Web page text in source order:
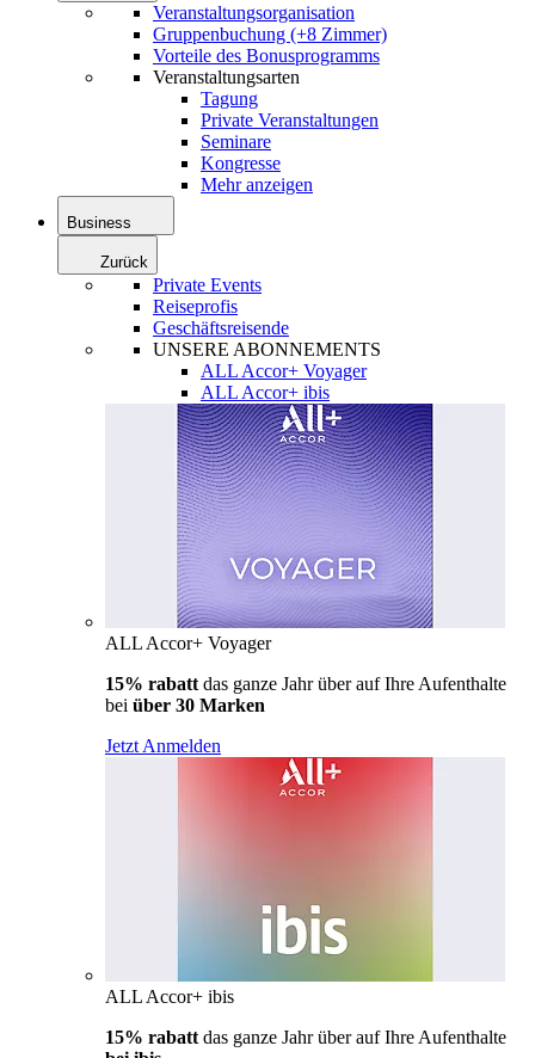
Veranstaltungsorganisation
Gruppenbuchung (+8 Zimmer)
Vorteile des Bonusprogramms
Veranstaltungsarten
Tagung
Private Veranstaltungen
Seminare
Kongresse
Mehr anzeigen
Business
Zurück
Private Events
Reiseprofis
Geschäftsreisende
UNSERE ABONNEMENTS
ALL Accor+ Voyager
ALL Accor+ ibis
ALL Accor+ Voyager
15% rabatt das ganze Jahr über auf Ihre Aufenthalte
bei über 30 Marken
Jetzt Anmelden
ALL Accor+ ibis
15% rabatt das ganze Jahr über auf Ihre Aufenthalte